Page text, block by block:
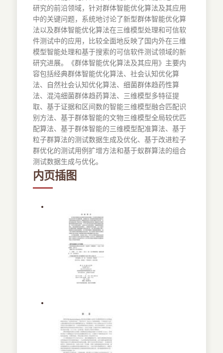
研究的前沿领域，针对群体智能优化算法及其应用
中的关键问题，系统地讨论了新型群体智能优化算
法以及群体智能优化算法在三维模型处理和可信软
件测试中的应用，比较全面地反映了国内外在三维
模型智能处理和基于搜索的可信软件测试领域的新
研究进展。《群体智能优化算法及其应用》主要内
容包括经典群体智能优化算法、社会认知优化算
法、自然社会认知优化算法、细菌群体趋药性算
法、混沌细菌群体趋药算法、三维模型多特征提
取、基于证据和区间数的智能三维模型融合匹配识
别方法、基于群体智能的文物三维模型全局较优匹
配算法、基于群体智能的三维模型配准算法、基于
粒子群算法的测试数据生成及优化、基于改进粒子
群优化的测试用例扩增方法和基于蚁群算法的组合
测试数据生成与优化。
内页插图